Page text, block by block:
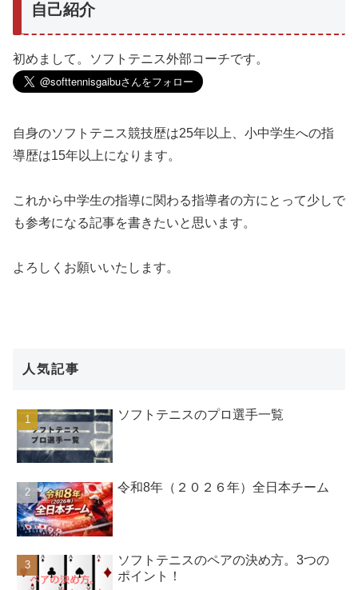
自己紹介
初めまして。ソフトテニス外部コーチです。
自身のソフトテニス競技歴は25年以上、小中学生への指
導歴は15年以上になります。
これから中学生の指導に関わる指導者の方にとって少しで
も参考になる記事を書きたいと思います。
よろしくお願いいたします。
人気記事
ソフトテニスのプロ選手一覧
令和8年（２０２６年）全日本チーム
ソフトテニスのペアの決め方。3つの
ポイント！